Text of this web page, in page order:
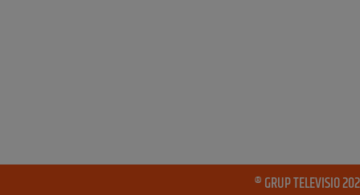
® GRUP TELEVISIO